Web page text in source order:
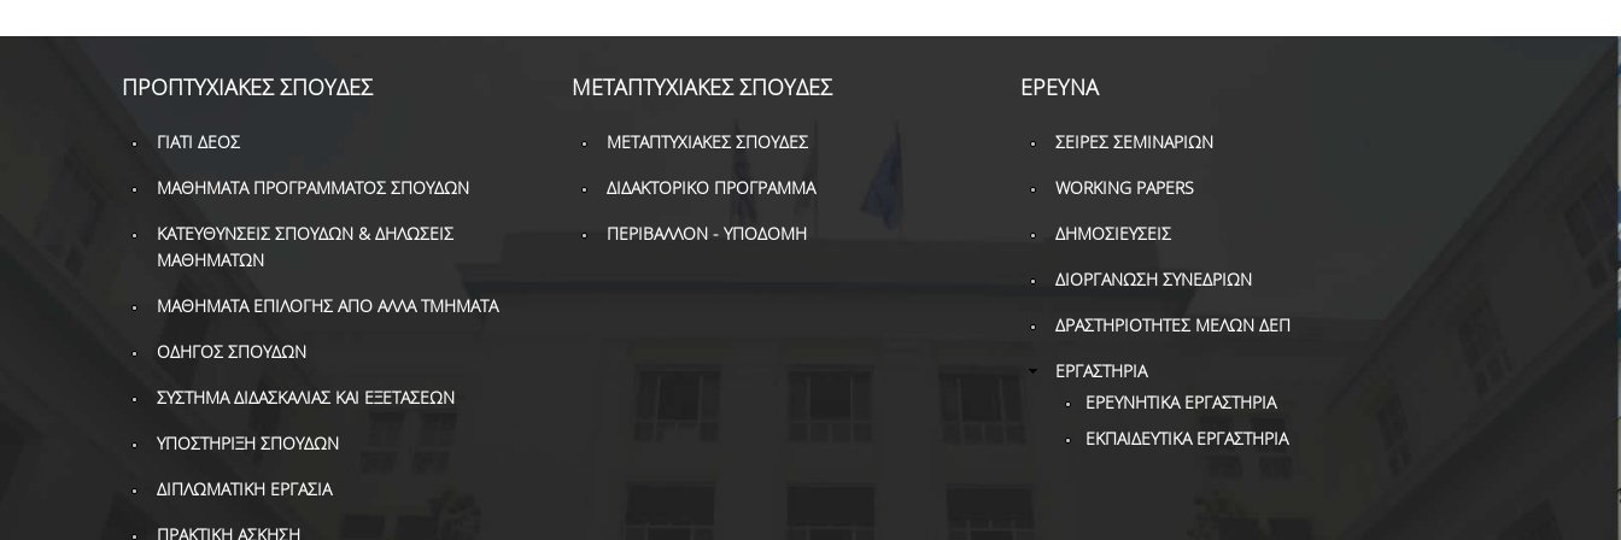
ΠΡΟΠΤΥΧΙΑΚΕΣ ΣΠΟΥΔΕΣ
ΓΙΑΤΙ ΔΕΟΣ
ΜΑΘΗΜΑΤΑ ΠΡΟΓΡΑΜΜΑΤΟΣ ΣΠΟΥΔΩΝ
ΚΑΤΕΥΘΥΝΣΕΙΣ ΣΠΟΥΔΩΝ & ΔΗΛΩΣΕΙΣ
ΜΑΘΗΜΑΤΩΝ
ΜΑΘΗΜΑΤΑ ΕΠΙΛΟΓΗΣ ΑΠΟ ΑΛΛΑ ΤΜΗΜΑΤΑ
ΟΔΗΓΟΣ ΣΠΟΥΔΩΝ
ΣΥΣΤΗΜΑ ΔΙΔΑΣΚΑΛΙΑΣ ΚΑΙ ΕΞΕΤΑΣΕΩΝ
ΥΠΟΣΤΗΡΙΞΗ ΣΠΟΥΔΩΝ
ΔΙΠΛΩΜΑΤΙΚΗ ΕΡΓΑΣΙΑ
ΠΡΑΚΤΙΚΗ ΑΣΚΗΣΗ
ΜΕΤΑΠΤΥΧΙΑΚΕΣ ΣΠΟΥΔΕΣ
ΜΕΤΑΠΤΥΧΙΑΚΕΣ ΣΠΟΥΔΕΣ
ΔΙΔΑΚΤΟΡΙΚΟ ΠΡΟΓΡΑΜΜΑ
ΠΕΡΙΒΑΛΛΟΝ - ΥΠΟΔΟΜΗ
ΕΡΕΥΝΑ
ΣΕΙΡΕΣ ΣΕΜΙΝΑΡΙΩΝ
WORKING PAPERS
ΔΗΜΟΣΙΕΥΣΕΙΣ
ΔΙΟΡΓΑΝΩΣΗ ΣΥΝΕΔΡΙΩΝ
ΔΡΑΣΤΗΡΙΟΤΗΤΕΣ ΜΕΛΩΝ ΔΕΠ
ΕΡΓΑΣΤΗΡΙΑ
ΕΡΕΥΝΗΤΙΚΑ ΕΡΓΑΣΤΗΡΙΑ
ΕΚΠΑΙΔΕΥΤΙΚΑ ΕΡΓΑΣΤΗΡΙΑ